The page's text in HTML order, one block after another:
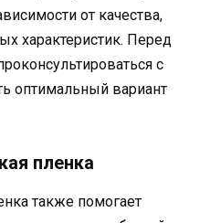
от качества,
характеристик. Перед
с
оптимальный вариант
пленка
также помогает